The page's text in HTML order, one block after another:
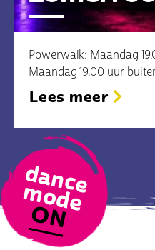
Powerwalk:
Maandag 19.00 uur
Lees meer
d
a
n
c
e
m
o
d
e
ON